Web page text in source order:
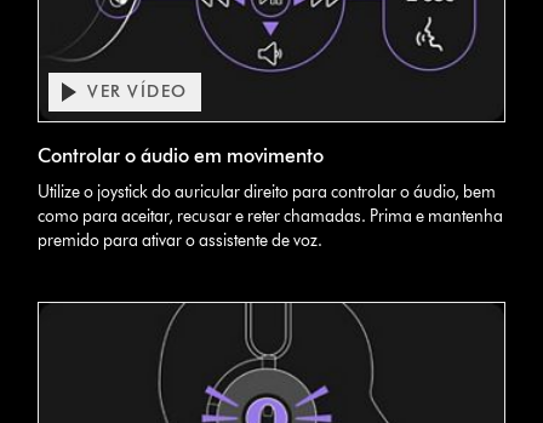
Transcript
Abrir
a
transcrição
do
vídeo
VER VÍDEO
Controlar o áudio em movimento
Utilize o joystick do auricular direito para controlar o áudio, bem
como para aceitar, recusar e reter chamadas. Prima e mantenha
premido para ativar o assistente de voz.